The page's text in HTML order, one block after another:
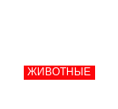
ЖИВОТНЫЕ